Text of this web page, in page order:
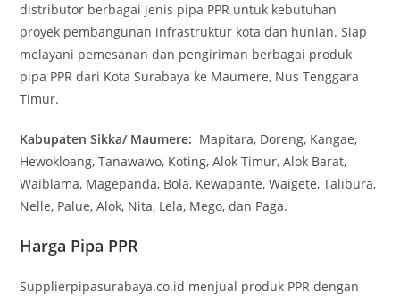
distributor berbagai jenis pipa PPR untuk kebutuhan
proyek pembangunan infrastruktur kota dan hunian. Siap
melayani pemesanan dan pengiriman berbagai produk
pipa PPR dari Kota Surabaya ke Maumere, Nus Tenggara
Timur.
Kabupaten Sikka/ Maumere: Mapitara, Doreng, Kangae,
Hewokloang, Tanawawo, Koting, Alok Timur, Alok Barat,
Waiblama, Magepanda, Bola, Kewapante, Waigete, Talibura,
Nelle, Palue, Alok, Nita, Lela, Mego, dan Paga.
Harga Pipa PPR
Supplierpipasurabaya.co.id menjual produk PPR dengan